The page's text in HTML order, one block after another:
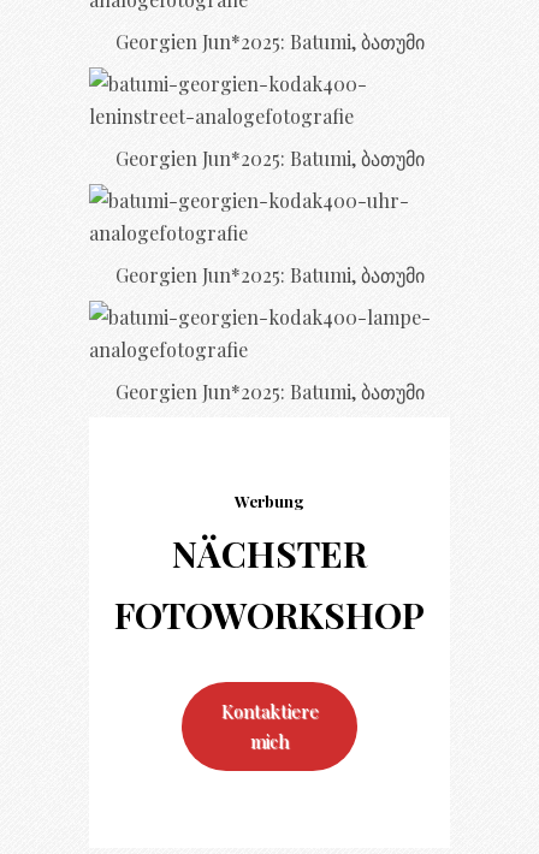
Georgien Jun*2025: Batumi, ბათუმი
Georgien Jun*2025: Batumi, ბათუმი
Georgien Jun*2025: Batumi, ბათუმი
Georgien Jun*2025: Batumi, ბათუმი
Werbung
NÄCHSTER
FOTOWORKSHOP
Kontaktiere
mich